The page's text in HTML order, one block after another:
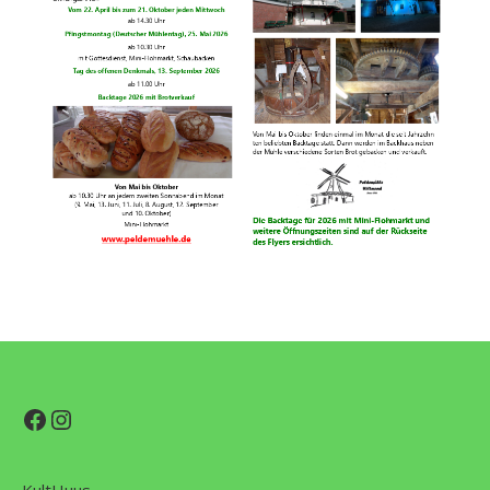
Facebook
Instagram